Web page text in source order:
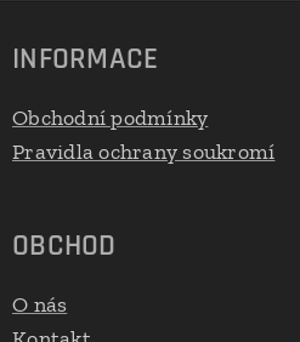
INFORMACE
Obchodní podmínky
Pravidla ochrany soukromí
OBCHOD
O nás